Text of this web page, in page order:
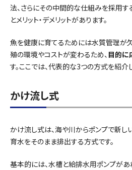
法、さらにその中間的な仕組みを採用
とメリット・デメリットがあります。
魚を健康に育てるためには水質管理が
殖の環境やコストが変わるため、 目的に
す。ここでは、代表的な3つの方式を紹介
かけ流し式
かけ流し式は、海や川からポンプで新し
育水をそのまま排出する方式です。
基本的には、水槽と給排水用ポンプがあ